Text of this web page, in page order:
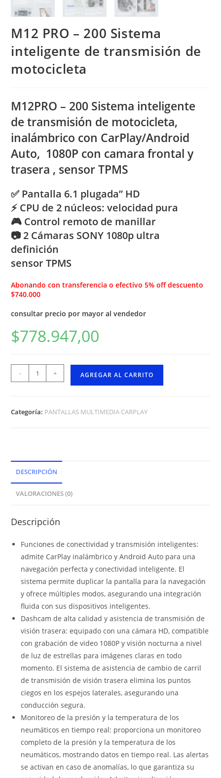
M12 PRO – 200 Sistema
inteligente de transmisión de
motocicleta
M12PRO – 200 Sistema inteligente
de transmisión de motocicleta,
inalámbrico con CarPlay/Android
Auto, 1080P con camara frontal y
trasera , sensor TPMS
✅ Pantalla 6.1 plugada” HD
⚡ CPU de 2 núcleos: velocidad pura
🎮 Control remoto de manillar
📷 2 Cámaras SONY 1080p ultra
definición
sensor TPMS
Abonando con transferencia o efectivo 5% off descuento
$740.000
consultar precio por mayor al vendedor
$778.947,00
- + AGREGAR AL CARRITO
Categoría: PANTALLAS MULTIMEDIA CARPLAY
DESCRIPCIÓN
VALORACIONES (0)
Descripción
Funciones de conectividad y transmisión inteligentes:
admite CarPlay inalámbrico y Android Auto para una
navegación perfecta y conectividad inteligente. El
sistema permite duplicar la pantalla para la navegación
y ofrece múltiples modos, asegurando una integración
fluida con sus dispositivos inteligentes.
Dashcam de alta calidad y asistencia de transmisión de
visión trasera: equipado con una cámara HD, compatible
con grabación de video 1080P y visión nocturna a nivel
de luz de estrellas para imágenes claras en todo
momento. El sistema de asistencia de cambio de carril
de transmisión de visión trasera elimina los puntos
ciegos en los espejos laterales, asegurando una
conducción segura.
Monitoreo de la presión y la temperatura de los
neumáticos en tiempo real: proporciona un monitoreo
completo de la presión y la temperatura de los
neumáticos, mostrando datos en tiempo real. Las alertas
se activan en caso de anomalías, lo que garantiza su